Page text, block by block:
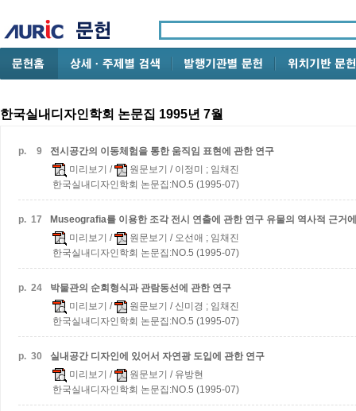
한국실내디자인학회 논문집 1995년 7월
p. 9
전시공간의 이동체험을 통한 움직임 표현에 관한 연구
미리보기 / 원문보기 / 이정미 ; 임채진
한국실내디자인학회 논문집:NO.5 (1995-07)
p. 17 Museografia를 이용한 조각 전시 연출에 관한 연구 유물의 역사적 근거
미리보기 / 원문보기 / 오선애 ; 임채진
한국실내디자인학회 논문집:NO.5 (1995-07)
p. 24
박물관의 순회형식과 관람동선에 관한 연구
미리보기 / 원문보기 / 신미경 ; 임채진
한국실내디자인학회 논문집:NO.5 (1995-07)
p. 30
실내공간 디자인에 있어서 자연광 도입에 관한 연구
미리보기 / 원문보기 / 유방현
한국실내디자인학회 논문집:NO.5 (1995-07)